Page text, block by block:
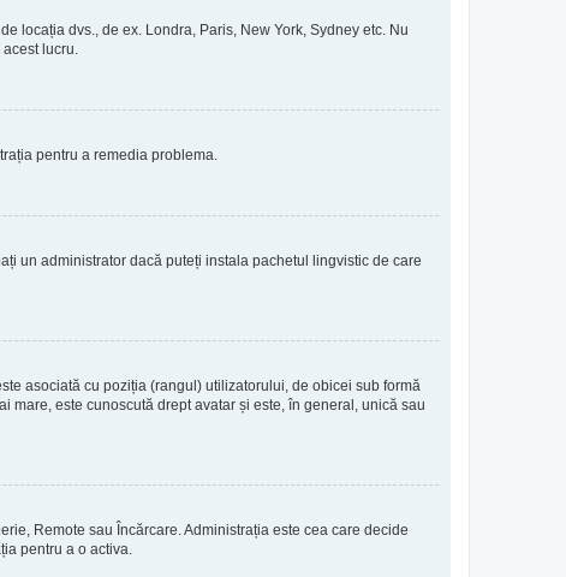
locația dvs., de ex. Londra, Paris, New York, Sydney etc. Nu
lucru.
pentru a remedia problema.
un administrator dacă puteți instala pachetul lingvistic de care
asociată cu poziția (rangul) utilizatorului, de obicei sub formă
mare, este cunoscută drept avatar și este, în general, unică sau
Remote sau Încărcare. Administrația este cea care decide
pentru a o activa.